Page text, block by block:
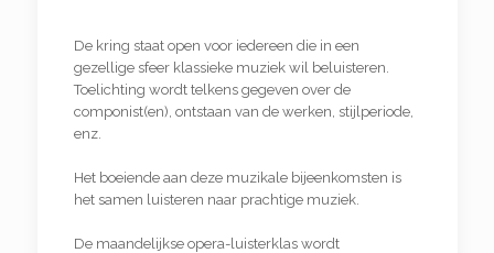
De kring staat open voor iedereen die in een
gezellige sfeer klassieke muziek wil beluisteren.
Toelichting wordt telkens gegeven over de
componist(en), ontstaan van de werken, stijlperiode,
enz.
Het boeiende aan deze muzikale bijeenkomsten is
het samen luisteren naar prachtige muziek.
De maandelijkse opera-luisterklas wordt